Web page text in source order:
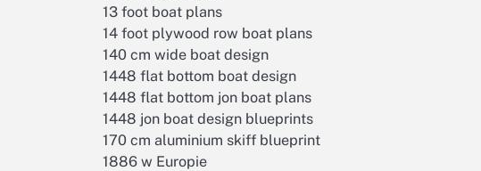
13 foot boat plans
14 foot plywood row boat plans
140 cm wide boat design
1448 flat bottom boat design
1448 flat bottom jon boat plans
1448 jon boat design blueprints
170 cm aluminium skiff blueprint
1886 w Europie